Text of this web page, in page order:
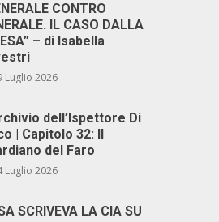
CONTRO
IL CASO DALLA
– di Isabella
Luglio 2026
dell’Ispettore Di
| Capitolo 32: Il
del Faro
Luglio 2026
SCRIVEVA LA CIA SU